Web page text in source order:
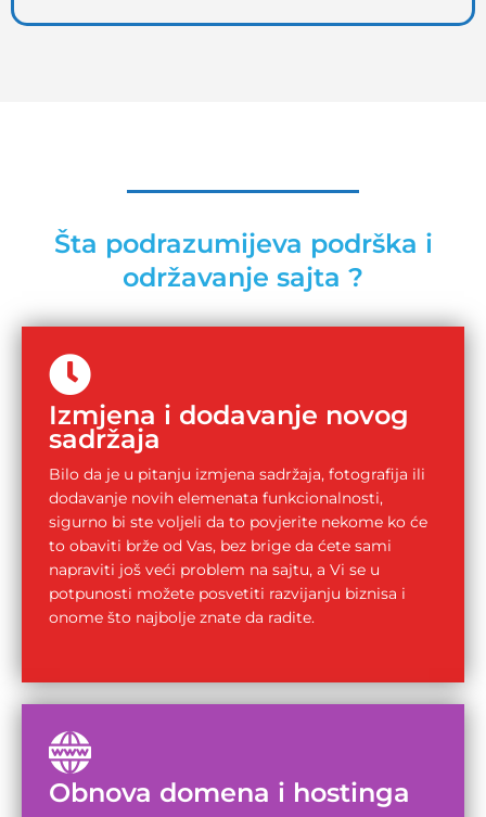
Šta podrazumijeva podrška i
održavanje sajta ?
Izmjena i dodavanje novog
sadržaja
Bilo da je u pitanju izmjena sadržaja, fotografija ili
dodavanje novih elemenata funkcionalnosti,
sigurno bi ste voljeli da to povjerite nekome ko će
to obaviti brže od Vas, bez brige da ćete sami
napraviti još veći problem na sajtu, a Vi se u
potpunosti možete posvetiti razvijanju biznisa i
onome što najbolje znate da radite.
Obnova domena i hostinga